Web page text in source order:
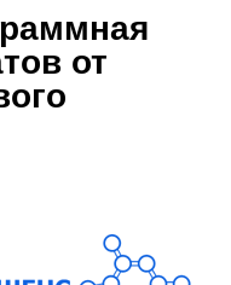
от